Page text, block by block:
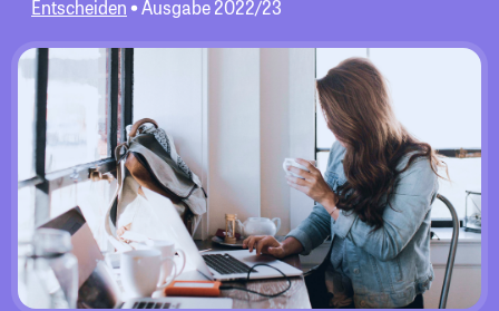
Entscheiden
Ausgabe 2022/23